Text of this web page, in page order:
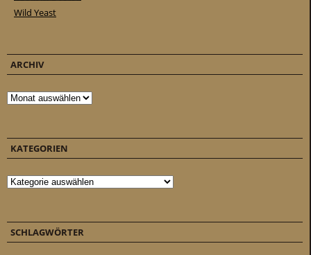
Wild Yeast
ARCHIV
Archiv
KATEGORIEN
Kategorien
SCHLAGWÖRTER